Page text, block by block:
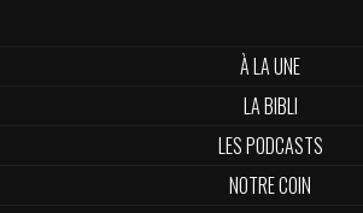
À LA UNE
LA BIBLI
LES PODCASTS
NOTRE COIN